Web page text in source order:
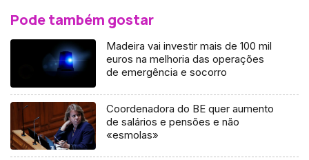
Pode também gostar
Madeira vai investir mais de 100 mil
euros na melhoria das operações
de emergência e socorro
Coordenadora do BE quer aumento
de salários e pensões e não
«esmolas»